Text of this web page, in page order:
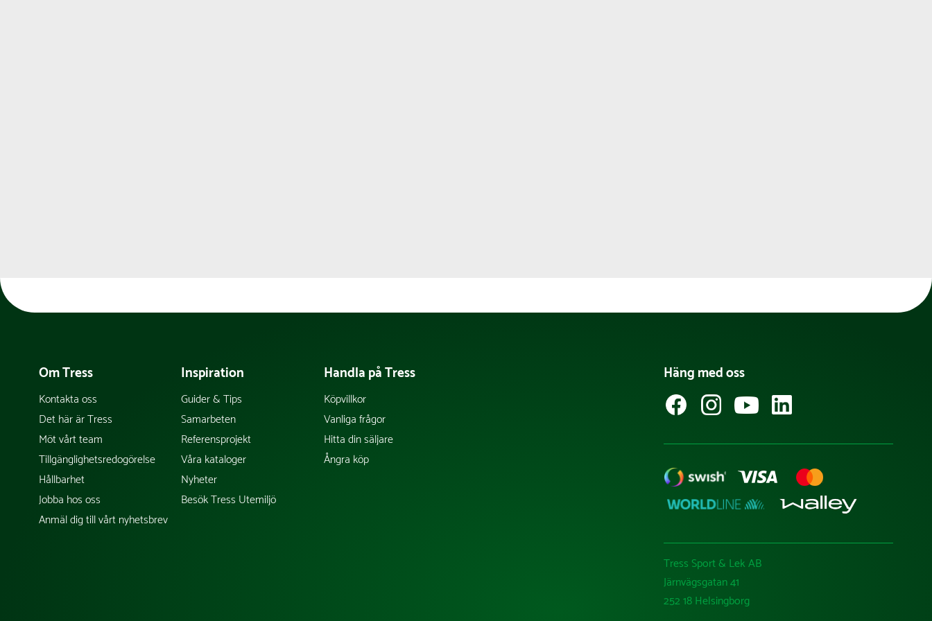
Om Tress
Kontakta oss
Det här är Tress
Möt vårt team
Tillgänglighetsredogörelse
Hållbarhet
Jobba hos oss
Anmäl dig till vårt nyhetsbrev
Inspiration
Guider & Tips
Samarbeten
Referensprojekt
Våra kataloger
Nyheter
Besök Tress Utemiljö
Handla på Tress
Köpvillkor
Vanliga frågor
Hitta din säljare
Ångra köp
Häng med oss
Tress Sport & Lek AB
Järnvägsgatan 41
252 18 Helsingborg